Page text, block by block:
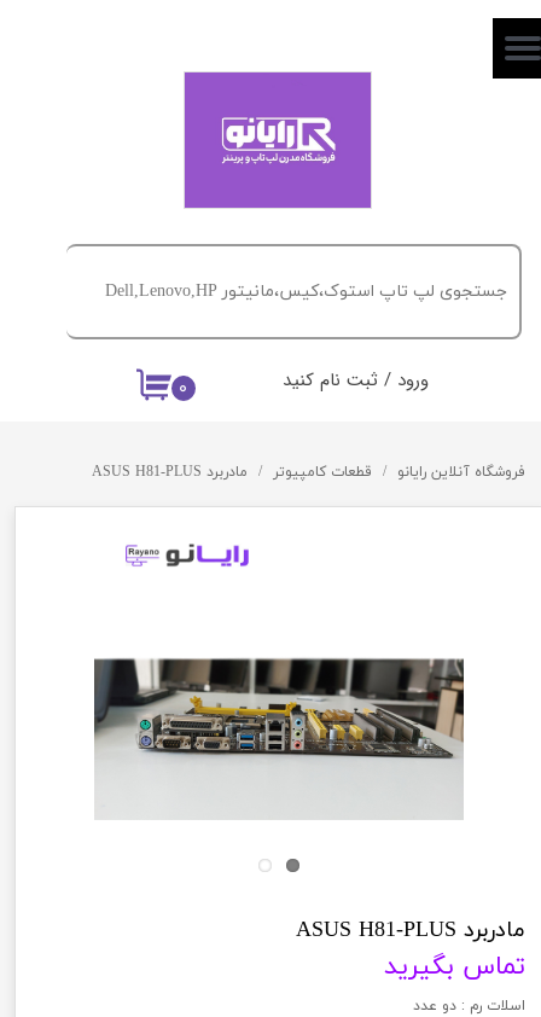
۰ ورود / ثبت نام کنید
حساب کاربری من
خروج از حساب کاربری
فروشگاه آنلاین رایانو قطعات کامپیوتر مادربرد ASUS H81-PLUS
مادربرد ASUS H81-PLUS
تماس بگیرید
اسلات رم : دو عدد